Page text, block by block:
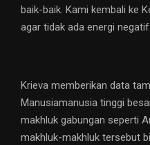
baik-baik. Kami kembali ke
agar tidak ada energi
Krieva memberikan data
Manusiamanusia tinggi
makhluk gabungan seperti
makhluk-makhluk tersebut